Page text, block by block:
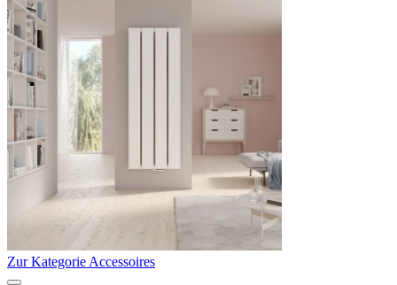
Zur Kategorie Accessoires